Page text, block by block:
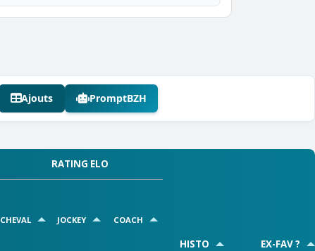
Ajouts PromptBZH
RATING ELO
CHEVAL JOCKEY COACH
HISTO EX-FAV ?